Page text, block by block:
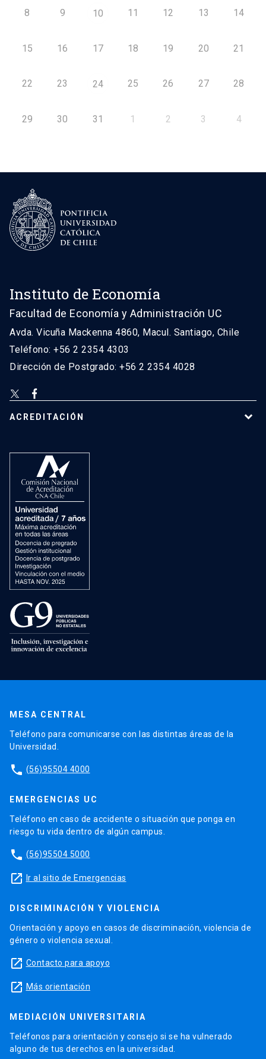
8 9 10 11 12 13 14
15 16 17 18 19 20 21
22 23 24 25 26 27 28
29 30 31 1 2 3 4
Instituto de Economía
Facultad de Economía y Administración UC
Avda. Vicuña Mackenna 4860, Macul. Santiago, Chile
Teléfono: +56 2 2354 4303
Dirección de Postgrado: +56 2 2354 4028
ACREDITACIÓN
MESA CENTRAL
Teléfono para comunicarse con las distintas áreas de la
Universidad.
phone (56)95504 4000
EMERGENCIAS UC
Teléfono en caso de accidente o situación que ponga en
riesgo tu vida dentro de algún campus.
phone (56)95504 5000
launch Ir al sitio de Emergencias
DISCRIMINACIÓN Y VIOLENCIA
Orientación y apoyo en casos de discriminación, violencia de
género o violencia sexual.
launch Contacto para apoyo
launch Más orientación
MEDIACIÓN UNIVERSITARIA
Teléfonos para orientación y consejo si se ha vulnerado
alguno de tus derechos en la universidad.